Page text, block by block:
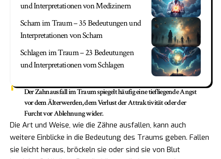
und Interpretationen von Medizinern
Scham im Traum – 35 Bedeutungen und
Interpretationen von Scham
Schlagen im Traum – 23 Bedeutungen
und Interpretationen vom Schlagen
Der Zahnausfall im Traum spiegelt häufig eine tiefliegende Angst
vor dem Älterwerden, dem Verlust der Attraktivität oder der
Furcht vor Ablehnung wider.
Die Art und Weise, wie die Zähne ausfallen, kann auch
weitere Einblicke in die Bedeutung des Traums geben. Fallen
sie leicht heraus, bröckeln sie oder sind sie von Blut